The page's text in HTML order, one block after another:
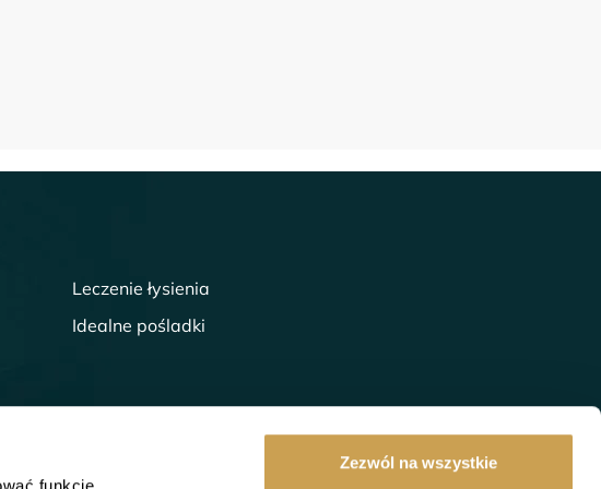
Zezwól na wszystkie
Leczenie łysienia
Idealne pośladki